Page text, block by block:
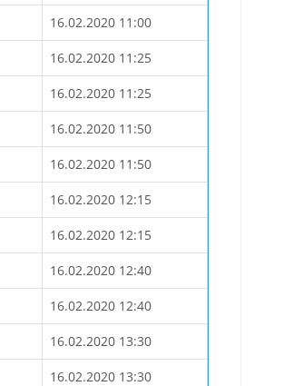
16.02.2020 11:00
16.02.2020 11:25
16.02.2020 11:25
16.02.2020 11:50
16.02.2020 11:50
16.02.2020 12:15
16.02.2020 12:15
16.02.2020 12:40
16.02.2020 12:40
16.02.2020 13:30
16.02.2020 13:30